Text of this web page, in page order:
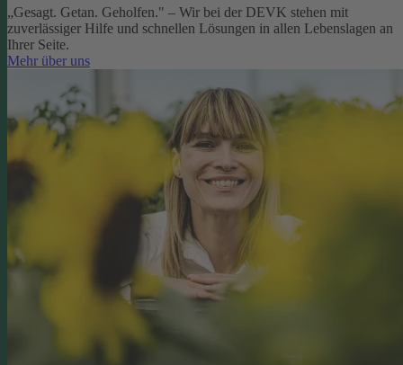
„Gesagt. Getan. Geholfen." – Wir bei der DEVK stehen mit
zuverlässiger Hilfe und schnellen Lösungen in allen Lebenslagen an
Ihrer Seite.
Mehr über uns